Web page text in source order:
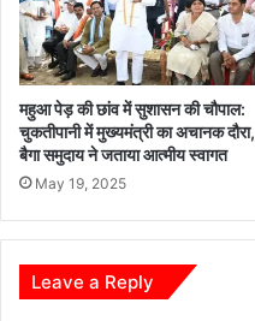
न
मा
इ
निं
ग
अ
फ
स
ई
का
र्र
वा
ई
महुआ पेड़ की छांव में सुशासन की चौपाल:
चुकतीपानी में मुख्यमंत्री का अचानक दौरा,
बैगा समुदाय ने जताया आत्मीय स्वागत
May 19, 2025
Leave a Reply